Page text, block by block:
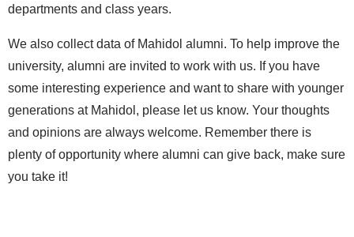
departments and class years.
We also collect data of Mahidol alumni. To help improve the
university, alumni are invited to work with us. If you have
some interesting experience and want to share with younger
generations at Mahidol, please let us know. Your thoughts
and opinions are always welcome. Remember there is
plenty of opportunity where alumni can give back, make sure
you take it!